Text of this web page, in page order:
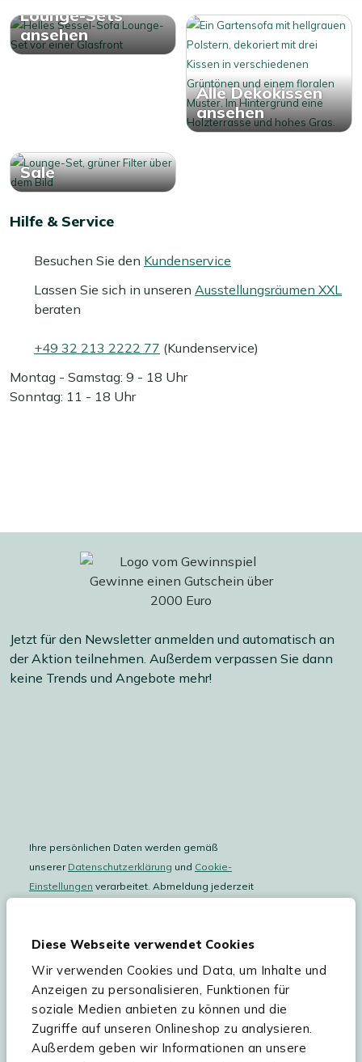
Diese Webseite verwendet Cookies
Wir verwenden Cookies und Data, um Inhalte und
Anzeigen zu personalisieren, Funktionen für
soziale Medien anbieten zu können und die
Zugriffe auf unseren Onlineshop zu analysieren.
Außerdem geben wir Informationen an unsere
Lounge-Sets
ansehen
Alle Dekokissen
ansehen
Sale
Hilfe & Service
Besuchen Sie den Kundenservice
Lassen Sie sich in unseren Ausstellungsräumen XXL
beraten
+49 32 213 2222 77 (Kundenservice)
Montag - Samstag: 9 - 18 Uhr
Sonntag: 11 - 18 Uhr
Jetzt für den Newsletter anmelden und automatisch an
der Aktion teilnehmen. Außerdem verpassen Sie dann
keine Trends und Angebote mehr!
Ihre persönlichen Daten werden gemäß
unserer Datenschutzerklärung und Cookie-
Einstellungen verarbeitet. Abmeldung jederzeit
Hilfe & Service
Sortiment
Kees Smit Gartenmöbel